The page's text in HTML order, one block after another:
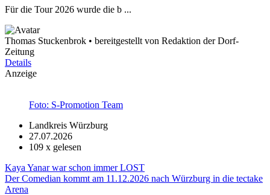
Für die Tour 2026 wurde die b ...
Thomas Stuckenbrok • bereitgestellt von Redaktion der Dorf-
Zeitung
Details
Anzeige
Foto: S-Promotion Team
Landkreis Würzburg
27.07.2026
109 x gelesen
Kaya Yanar war schon immer LOST
Der Comedian kommt am 11.12.2026 nach Würzburg in die tectake
Arena